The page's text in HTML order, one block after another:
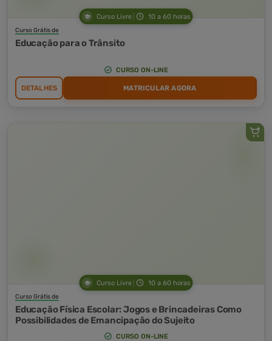
Curso Livre 10 a 60 horas
Curso Grátis de
Educação para o Trânsito
CURSO ON-LINE
DETALHES MATRICULAR AGORA
Curso Livre 10 a 60 horas
Curso Grátis de
Educação Física Escolar: Jogos e Brincadeiras Como
Possibilidades de Emancipação do Sujeito
CURSO ON-LINE